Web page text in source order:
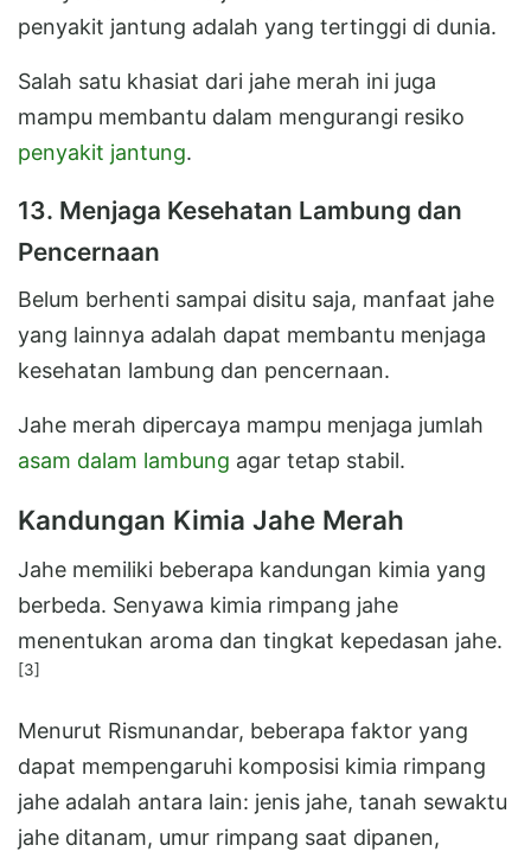
penyakit jantung adalah yang tertinggi di dunia.
Salah satu khasiat dari jahe merah ini juga
mampu membantu dalam mengurangi resiko
penyakit jantung.
13. Menjaga Kesehatan Lambung dan
Pencernaan
Belum berhenti sampai disitu saja, manfaat jahe
yang lainnya adalah dapat membantu menjaga
kesehatan lambung dan pencernaan.
Jahe merah dipercaya mampu menjaga jumlah
asam dalam lambung agar tetap stabil.
Kandungan Kimia Jahe Merah
Jahe memiliki beberapa kandungan kimia yang
berbeda. Senyawa kimia rimpang jahe
menentukan aroma dan tingkat kepedasan jahe.
[3]
Menurut Rismunandar, beberapa faktor yang
dapat mempengaruhi komposisi kimia rimpang
jahe adalah antara lain: jenis jahe, tanah sewaktu
jahe ditanam, umur rimpang saat dipanen,